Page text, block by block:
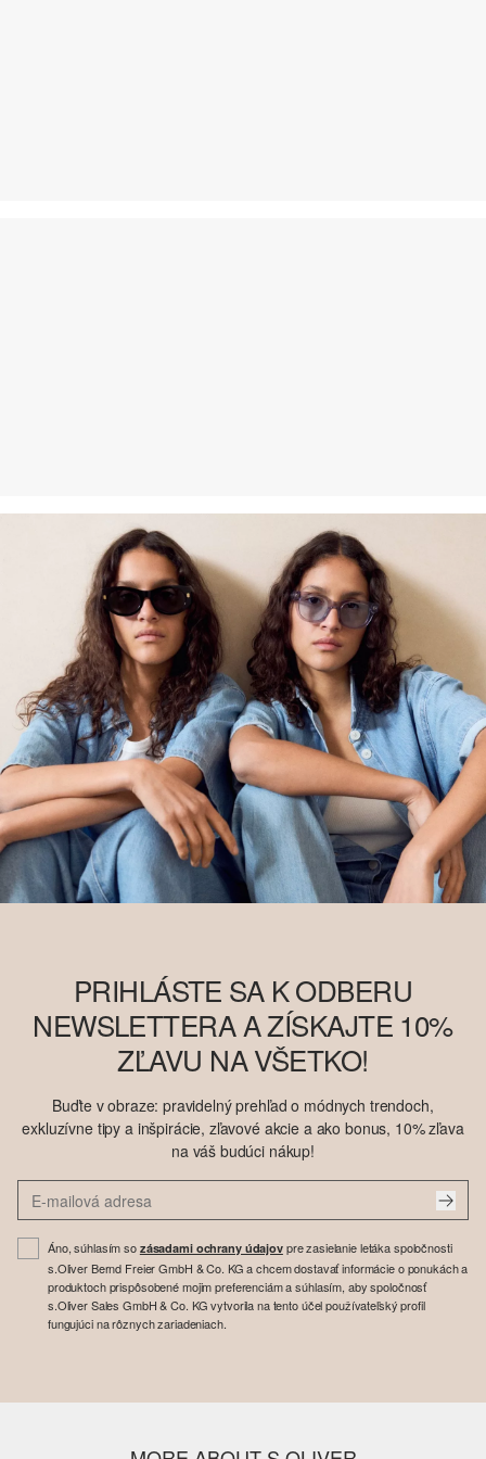
PRIHLÁSTE SA K ODBERU
NEWSLETTERA A ZÍSKAJTE 10%
ZĽAVU NA VŠETKO!
Buďte v obraze: pravidelný prehľad o módnych trendoch,
exkluzívne tipy a inšpirácie, zľavové akcie a ako bonus, 10% zľava
na váš budúci nákup!
Áno, súhlasím so zásadami ochrany údajovpre zasielanie letáka spoločnosti
s.Oliver Bernd Freier GmbH & Co. KG a chcem dostavať informácie o ponukách a
produktoch prispôsobené mojim preferenciám a súhlasím, aby spoločnosť
s.Oliver Sales GmbH & Co. KG vytvorila na tento účel používateľský profil
fungujúci na rôznych zariadeniach.